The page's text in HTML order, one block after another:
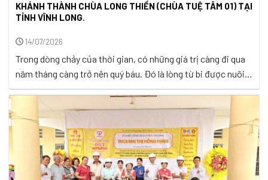
KHÁNH THÀNH CHÙA LONG THIỀN (CHÙA TUỆ TÂM 01) TẠI
TỈNH VĨNH LONG.
14/07/2026
Trong dòng chảy của thời gian, có những giá trị càng đi qua
năm tháng càng trở nên quý báu. Đó là lòng từ bi được nuôi
dưỡng từ những điều bình dị, là niềm tin giúp con người sống
thiện lành, là những chốn bình yên để mỗi người có thể trở
về, lắng ...